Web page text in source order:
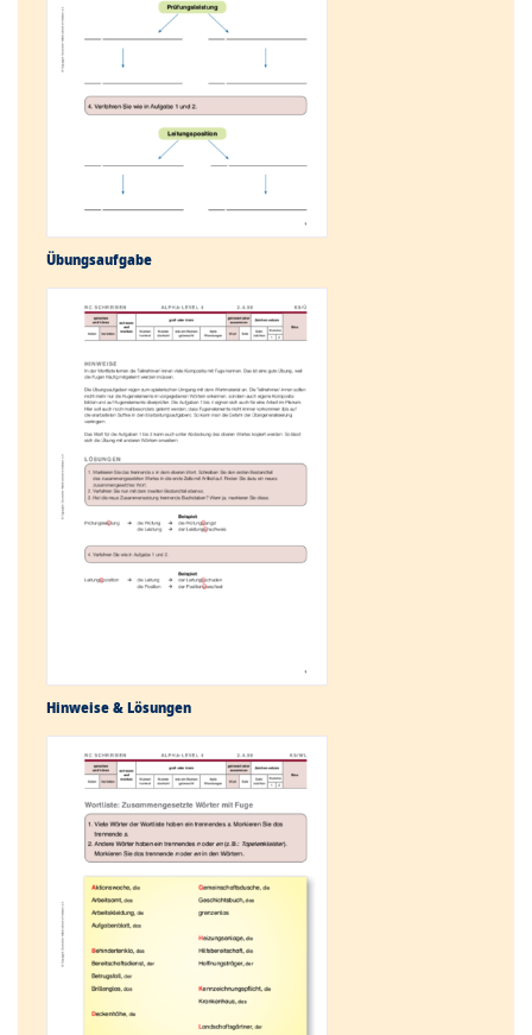
Übungs­aufgabe
Hinweise & Lösungen